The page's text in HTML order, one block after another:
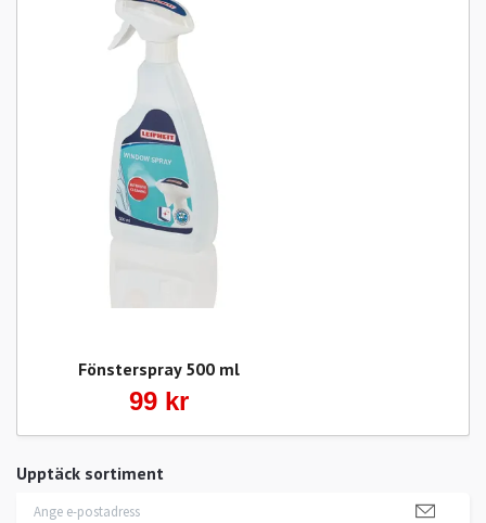
Upptäck sortiment
Fönsterspray 500 ml
99 kr